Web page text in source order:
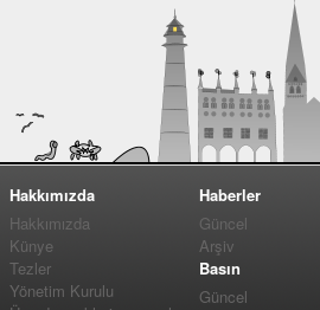
Hakkımızda
Hakkımızda
Künye
Tezler
Yönetim Kurulu
Haberler
Güncel
Arşiv
Basın
Güncel